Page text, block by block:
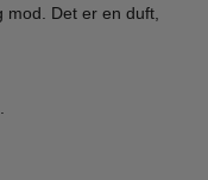
Det er en duft,